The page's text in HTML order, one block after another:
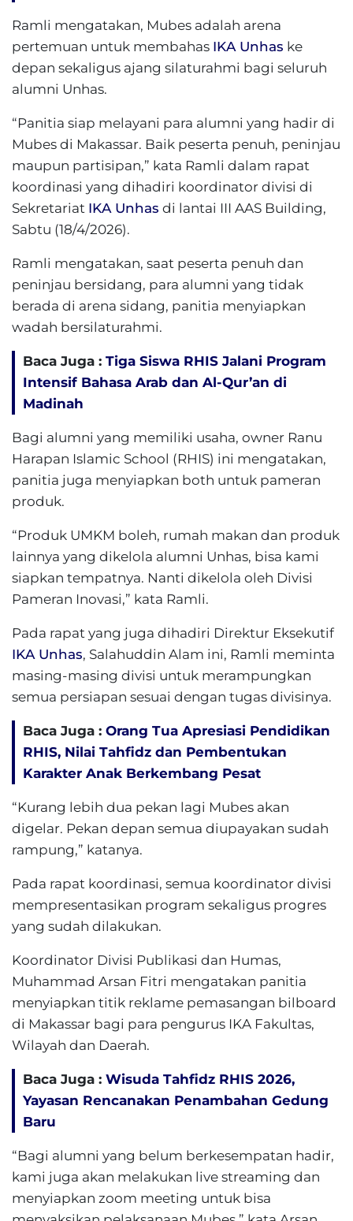
Ramli mengatakan, Mubes adalah arena
pertemuan untuk membahas IKA Unhas ke
depan sekaligus ajang silaturahmi bagi seluruh
alumni Unhas.
“Panitia siap melayani para alumni yang hadir di
Mubes di Makassar. Baik peserta penuh, peninjau
maupun partisipan,” kata Ramli dalam rapat
koordinasi yang dihadiri koordinator divisi di
Sekretariat IKA Unhas di lantai III AAS Building,
Sabtu (18/4/2026).
Ramli mengatakan, saat peserta penuh dan
peninjau bersidang, para alumni yang tidak
berada di arena sidang, panitia menyiapkan
wadah bersilaturahmi.
Baca Juga : Tiga Siswa RHIS Jalani Program
Intensif Bahasa Arab dan Al-Qur’an di
Madinah
Bagi alumni yang memiliki usaha, owner Ranu
Harapan Islamic School (RHIS) ini mengatakan,
panitia juga menyiapkan both untuk pameran
produk.
“Produk UMKM boleh, rumah makan dan produk
lainnya yang dikelola alumni Unhas, bisa kami
siapkan tempatnya. Nanti dikelola oleh Divisi
Pameran Inovasi,” kata Ramli.
Pada rapat yang juga dihadiri Direktur Eksekutif
IKA Unhas, Salahuddin Alam ini, Ramli meminta
masing-masing divisi untuk merampungkan
semua persiapan sesuai dengan tugas divisinya.
Baca Juga : Orang Tua Apresiasi Pendidikan
RHIS, Nilai Tahfidz dan Pembentukan
Karakter Anak Berkembang Pesat
“Kurang lebih dua pekan lagi Mubes akan
digelar. Pekan depan semua diupayakan sudah
rampung,” katanya.
Pada rapat koordinasi, semua koordinator divisi
mempresentasikan program sekaligus progres
yang sudah dilakukan.
Koordinator Divisi Publikasi dan Humas,
Muhammad Arsan Fitri mengatakan panitia
menyiapkan titik reklame pemasangan bilboard
di Makassar bagi para pengurus IKA Fakultas,
Wilayah dan Daerah.
Baca Juga : Wisuda Tahfidz RHIS 2026,
Yayasan Rencanakan Penambahan Gedung
Baru
“Bagi alumni yang belum berkesempatan hadir,
kami juga akan melakukan live streaming dan
menyiapkan zoom meeting untuk bisa